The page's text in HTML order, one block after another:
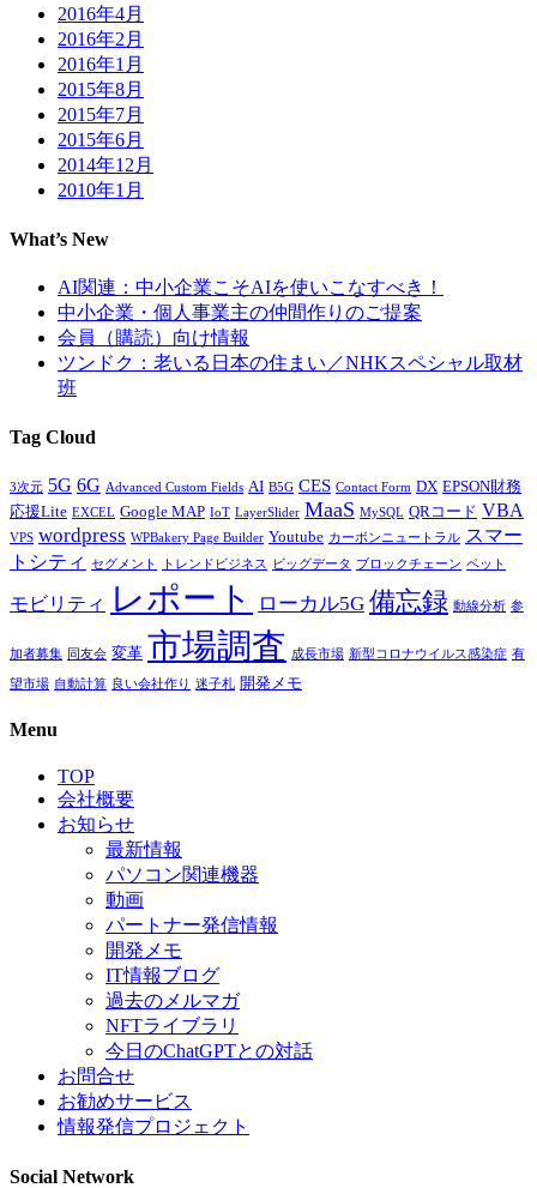
2016年4月
2016年2月
2016年1月
2015年8月
2015年7月
2015年6月
2014年12月
2010年1月
What’s New
AI関連：中小企業こそAIを使いこなすべき！
中小企業・個人事業主の仲間作りのご提案
会員（購読）向け情報
ツンドク：老いる日本の住まい／NHKスペシャル取材
班
Tag Cloud
3次元 5G 6G Advanced Custom Fields AI B5G CES Contact Form DX EPSON財務
応援Lite EXCEL Google MAP IoT LayerSlider MaaS MySQL QRコード VBA
VPS wordpress WPBakery Page Builder Youtube カーボンニュートラル スマー
トシティ
セグメント トレンドビジネス ビッグデータ ブロックチェーン ペット
モビリティ レポート ローカル5G 備忘録 動線分析 参
加者募集 同友会 変革 市場調査 成長市場 新型コロナウイルス感染症 有
望市場 自動計算 良い会社作り 迷子札 開発メモ
Menu
TOP
会社概要
お知らせ
最新情報
パソコン関連機器
動画
パートナー発信情報
開発メモ
IT情報ブログ
過去のメルマガ
NFTライブラリ
今日のChatGPTとの対話
お問合せ
お勧めサービス
情報発信プロジェクト
Social Network